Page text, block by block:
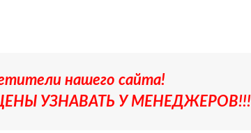
нашего сайта!
УЗНАВАТЬ У МЕНЕДЖЕРОВ!!!